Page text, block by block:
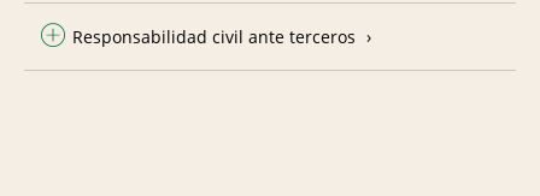
Responsabilidad civil ante terceros